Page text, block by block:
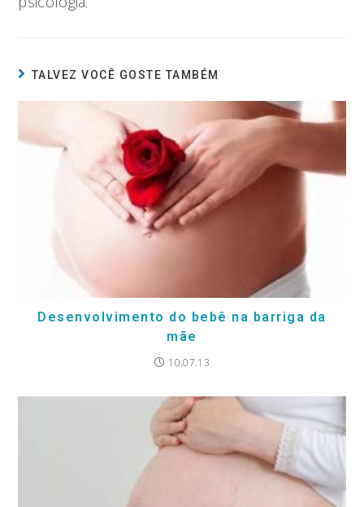
TALVEZ VOCÊ GOSTE TAMBÉM
Desenvolvimento do bebê na barriga da
mãe
10.07.13